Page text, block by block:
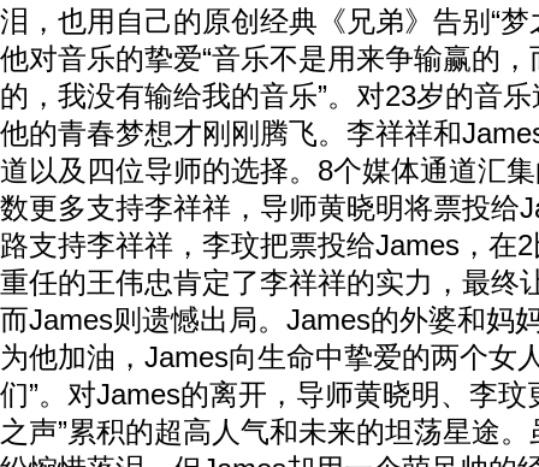
泪，也用自己的原创经典《兄弟》告别“梦
他对音乐的挚爱“音乐不是用来争输赢的
的，我没有输给我的音乐”。对23岁的音
他的青春梦想才刚刚腾飞。李祥祥和
道以及四位导师的选择。8个媒体通道汇
数更多支持李祥祥，导师黄晓明将票投给
路支持李祥祥，李玟把票投给James，在
重任的王伟忠肯定了李祥祥的实力，最终
而James则遗憾出局。James的外婆和妈
为他加油，James向生命中挚爱的两个女
们”。对James的离开，导师黄晓明、李玟
之声”累积的超高人气和未来的坦荡星途